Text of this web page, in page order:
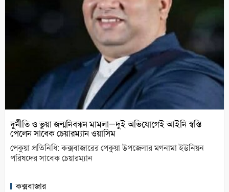
দুর্নীতি ও ভুয়া জন্মনিবন্ধন মামলা—দুই অভিযোগেই আইনি স্বস্তি
পেলেন সাবেক চেয়ারম্যান ওয়াসিম
পেকুয়া প্রতিনিধি: কক্সবাজারের পেকুয়া উপজেলার মগনামা ইউনিয়ন
পরিষদের সাবেক চেয়ারম্যান
কক্সবাজার